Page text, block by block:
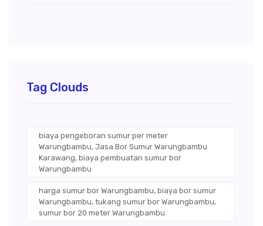
Tag Clouds
biaya pengeboran sumur per meter
Warungbambu, Jasa Bor Sumur Warungbambu
Karawang, biaya pembuatan sumur bor
Warungbambu
harga sumur bor Warungbambu, biaya bor sumur
Warungbambu, tukang sumur bor Warungbambu,
sumur bor 20 meter Warungbambu